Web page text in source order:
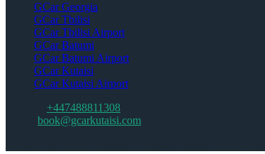
GCar Georgia
GCar Tbilisi
GCar Tbilisi Airport
GCar Batumi
GCar Batumi Airport
GCar Kutaisi
GCar Kutaisi Airport
+447488811308
book@gcarkutaisi.com